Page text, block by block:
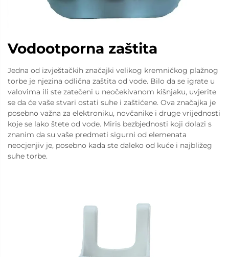
Vodootporna zaštita
Jedna od izvještačkih značajki velikog kremničkog plažnog
torbe je njezina odlična zaštita od vode. Bilo da se igrate u
valovima ili ste zatečeni u neočekivanom kišnjaku, uvjerite
se da će vaše stvari ostati suhe i zaštićene. Ova značajka je
posebno važna za elektroniku, novčanike i druge vrijednosti
koje se lako štete od vode. Miris bezbjednosti koji dolazi s
znanim da su vaše predmeti sigurni od elemenata
neocjenjiv je, posebno kada ste daleko od kuće i najbližeg
suhe torbe.